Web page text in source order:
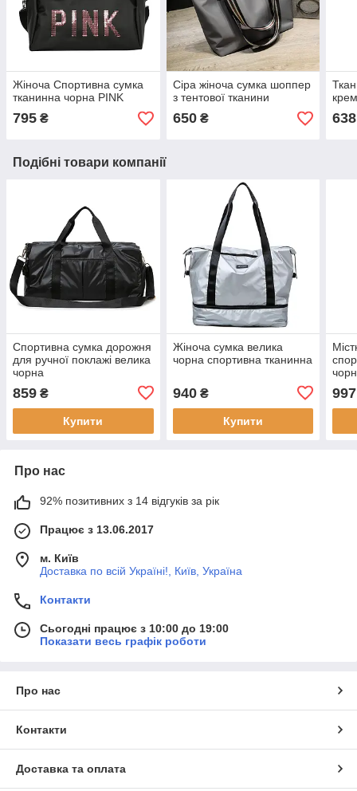
Жіноча Спортивна сумка
тканинна чорна PINK
795 ₴
Сіра жіноча сумка шоппер
з тентової тканини
650₴ 638
Подібні товари компанії
Спортивна сумка дорожня
для ручної поклажі велика
чорна
859 ₴
Купити
Жіноча сумка велика
чорна спортивна тканинна
940₴
Купити
997
Про нас
92% позитивних з 14 відгуків за рік
Працює з 13.06.2017
м. Київ
Доставка по всій Україні!, Київ, Україна
Контакти
Сьогодні працює з 10:00 до 19:00
Показати весь графік роботи
Про нас
Контакти
Доставка та оплата